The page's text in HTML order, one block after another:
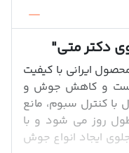
دکتر متی"
ایرانی با کیفیت
و کاهش جوش و
کنترل سبوم، مانع
روز می شود و با
ایجاد انواع جوش